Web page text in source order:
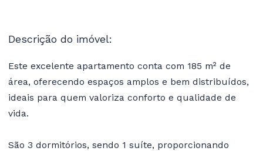
Descrição do imóvel:
Este excelente apartamento conta com 185 m² de
área, oferecendo espaços amplos e bem distribuídos,
ideais para quem valoriza conforto e qualidade de
vida.
São 3 dormitórios, sendo 1 suíte, proporcionando